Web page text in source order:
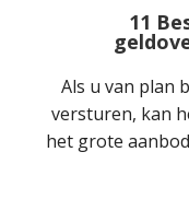
11
Als u van plan
versturen, kan
het grote